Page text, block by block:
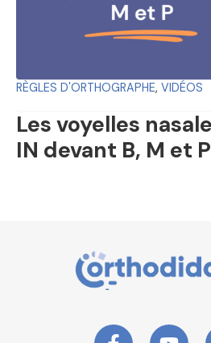
RÈGLES D'ORTHOGRAPHE, VIDÉOS
Les voyelles
IN devant B, M et P